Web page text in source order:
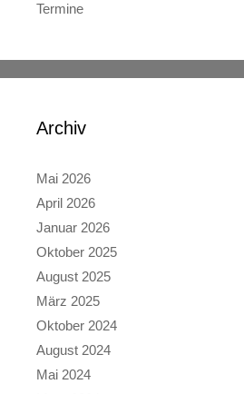
Termine
Archiv
Mai 2026
April 2026
Januar 2026
Oktober 2025
August 2025
März 2025
Oktober 2024
August 2024
Mai 2024